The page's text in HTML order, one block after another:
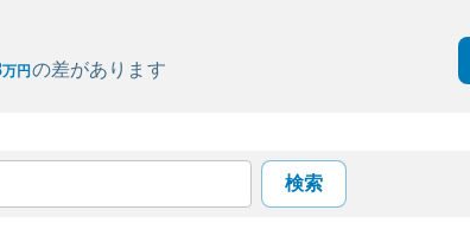
万円 の差があります
検索